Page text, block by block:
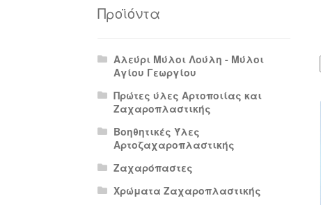
Πολιτική Απορρήτου
Προϊόντα
Αλεύρι Μύλοι Λούλη - Μύλοι
Αγίου Γεωργίου
Πρώτες ύλες Αρτοποιίας και
Ζαχαροπλαστικής
Βοηθητικές Ύλες
Αρτοζαχαροπλαστικής
Ζαχαρόπαστες
Χρώματα Ζαχαροπλαστικής